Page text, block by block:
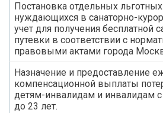
Постановка отдельных
нуждающихся в санаторно-
учет для получения бесплатной
путевки в соответствии с
правовыми актами города
Назначение и предоставление
компенсационной выплаты
детям-инвалидам и инвалидам с
до 23 лет.